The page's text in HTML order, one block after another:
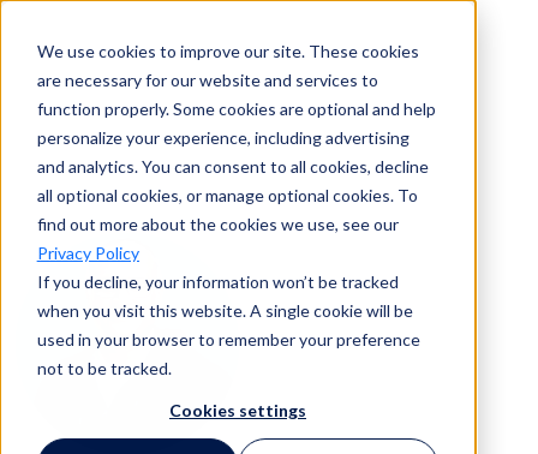
We use cookies to improve our site. These cookies
are necessary for our website and services to
function properly. Some cookies are optional and help
personalize your experience, including advertising
and analytics. You can consent to all cookies, decline
all optional cookies, or manage optional cookies. To
find out more about the cookies we use, see our
Privacy Policy
If you decline, your information won’t be tracked
when you visit this website. A single cookie will be
used in your browser to remember your preference
not to be tracked.
Cookies settings
Recherche